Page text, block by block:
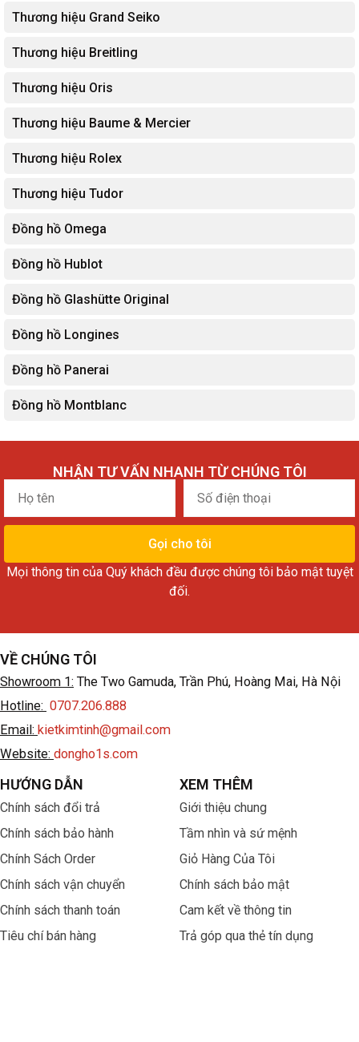
Thương hiệu Grand Seiko
Thương hiệu Breitling
Thương hiệu Oris
Thương hiệu Baume & Mercier
Thương hiệu Rolex
Thương hiệu Tudor
Đồng hồ Omega
Đồng hồ Hublot
Đồng hồ Glashütte Original
Đồng hồ Longines
Đồng hồ Panerai
Đồng hồ Montblanc
NHẬN TƯ VẤN NHANH TỪ CHÚNG TÔI
Họ
tên
điện
thoại
Gọi cho tôi
Mọi thông tin của Quý khách đều được chúng tôi bảo mật tuyệt
đối.
VỀ CHÚNG TÔI
Showroom 1: The Two Gamuda, Trần Phú, Hoàng Mai, Hà Nội
Hotline: 0707.206.888
Email: kietkimtinh@gmail.com
Website: dongho1s.com
HƯỚNG DẪN
Chính sách đổi trả
Chính sách bảo hành
Chính Sách Order
Chính sách vận chuyển
Chính sách thanh toán
Tiêu chí bán hàng
XEM THÊM
Giới thiệu chung
Tầm nhìn và sứ mệnh
Giỏ Hàng Của Tôi
Chính sách bảo mật
Cam kết về thông tin
Trả góp qua thẻ tín dụng